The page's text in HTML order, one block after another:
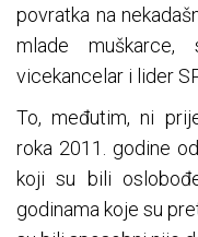
povratka na
mlade
vicekancelar i lider
To, međutim, ni
roka 2011. godine
koji su bili
godinama koje su